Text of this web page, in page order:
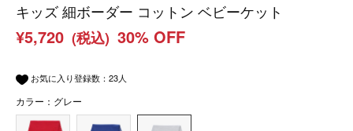
キッズ 細ボーダー コットン ベビーケット
¥5,720 (税込) 30% OFF
お気に入り登録数： 23人
カラー：グレー